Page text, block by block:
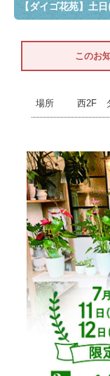
【ダイゴ花苑】土
このお
場所 西2F